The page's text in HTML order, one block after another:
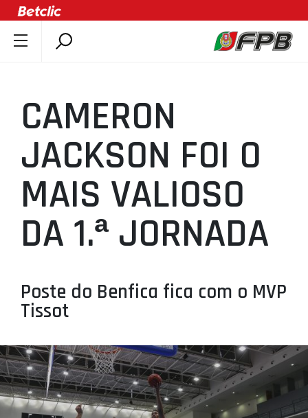
ÚLTIMAS
COMPETIÇÕES
ASSOCIAÇÕES
CLUBES
AGENTES
AGENDA
MINIBASQUETE
ÁREA TÉCNICA
LIGA BETCLIC MASCULINA
LIGA BETCLIC FEMININA
CAMERON
JACKSON FOI O
MAIS VALIOSO
DA 1.ª JORNADA
Poste do Benfica fica com o MVP
Tissot